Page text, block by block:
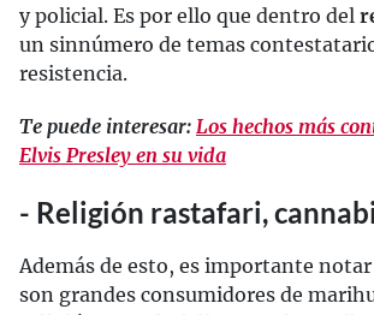
y policial. Es por ello que dentro del
un sinnúmero de temas
resistencia.
Te puede interesar: Los hechos más
Elvis Presley en su vida
- Religión rastafari,
Además de esto, es importante
son grandes consumidores de